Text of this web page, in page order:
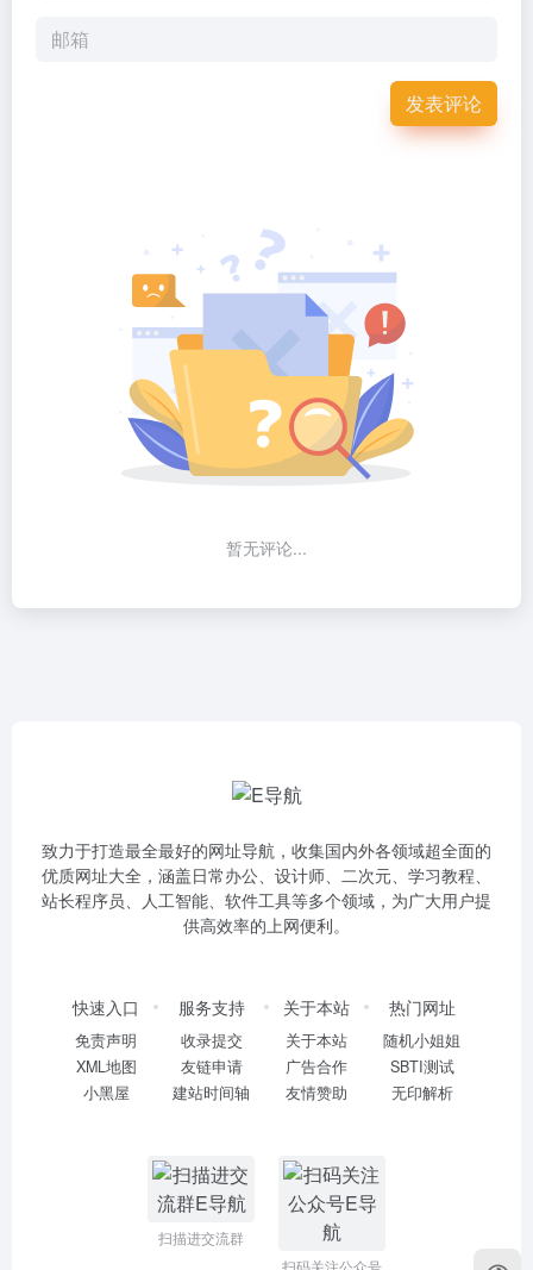
发表评论
暂无评论...
致力于打造最全最好的网址导航，收集国内外各领域超全面的
优质网址大全，涵盖日常办公、设计师、二次元、学习教程、
站长程序员、人工智能、软件工具等多个领域，为广大用户提
供高效率的上网便利。
快速入口
免责声明
XML地图
小黑屋
服务支持
收录提交
友链申请
建站时间轴
关于本站
关于本站
广告合作
友情赞助
热门网址
随机小姐姐
SBTI测试
无印解析
扫描进交流群
扫码关注公众号